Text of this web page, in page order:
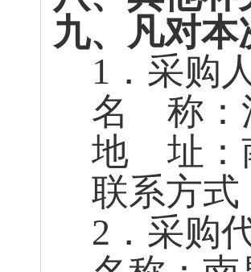
九、凡对
1．采购
名
称：
地
址：
联系方式
2．采购